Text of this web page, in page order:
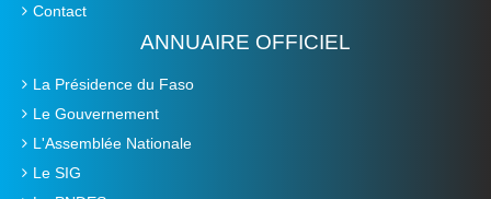
Contact
ANNUAIRE OFFICIEL
La Présidence du Faso
Le Gouvernement
L'Assemblée Nationale
Le SIG